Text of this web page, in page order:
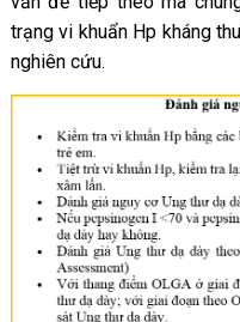
trạng vi khuẩn Hp kháng
nghiên cứu.